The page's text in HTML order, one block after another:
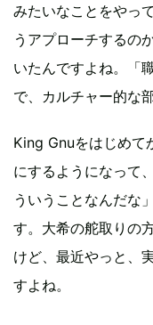
みたいなことをやっ
うアプローチするの
いたんですよね。「
で、カルチャー的な
King Gnuをはじめて
にするようになって
ういうことなんだな
す。大希の舵取りの
けど、最近やっと、
すよね。